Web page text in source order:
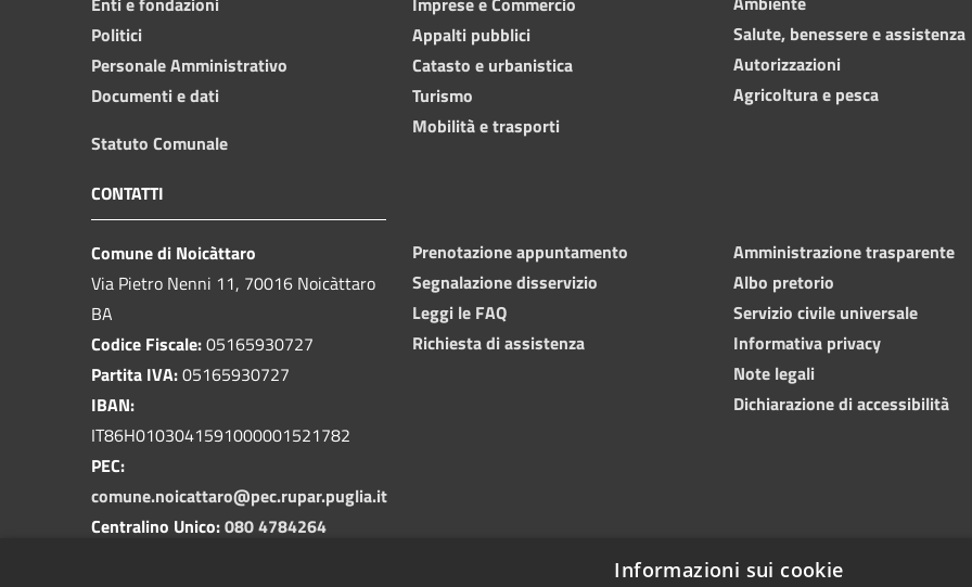
Politici
Personale Amministrativo
Documenti e dati
Statuto Comunale
Appalti pubblici
Catasto e urbanistica
Turismo
Mobilità e trasporti
Salute, benessere e assistenza
Autorizzazioni
Agricoltura e pesca
CONTATTI
Comune di Noicàttaro
Via Pietro Nenni 11, 70016 Noicàttaro
BA
Codice Fiscale:05165930727
Partita IVA:05165930727
IBAN:
IT86H0103041591000001521782
PEC:
comune.noicattaro@pec.rupar.puglia.it
Centralino Unico:080 4784264
Prenotazione appuntamento
Segnalazione disservizio
Leggi le FAQ
Richiesta di assistenza
Amministrazione trasparente
Albo pretorio
Servizio civile universale
Informativa privacy
Note legali
Dichiarazione di accessibilità
Informazioni sui cookie